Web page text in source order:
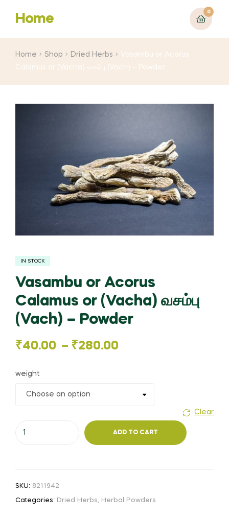
Home
0
Home Shop Dried Herbs
Vasambu or Acorus
Calamus or (Vacha) வசம்பு (Vach) – Powder
IN STOCK
Vasambu or Acorus
Calamus or (Vacha) வசம்பு
(Vach) – Powder
₹40.00 – ₹280.00
Price
range:
₹40.00
₹280.00
weight
Clear
(Vacha)
வசம்பு
ADD TO CART
SKU: 8211942
Categories: Dried Herbs, Herbal Powders